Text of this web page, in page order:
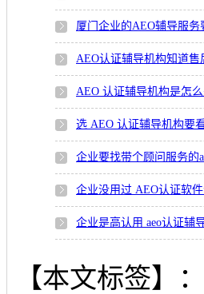
厦门企业的AEO辅导服
AEO认证辅导机构知道
AEO 认证辅导机构是怎
选 AEO 认证辅导机构要
企业要找带个顾问服务的
企业没用过 AEO认证软
企业是高认用 aeo认证辅
【本文标签】：